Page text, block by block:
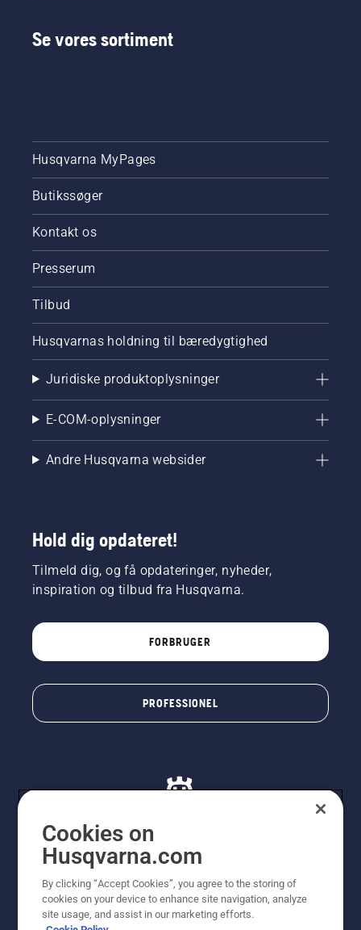
Se vores sortiment
Husqvarna MyPages
Butikssøger
Kontakt os
Presserum
Tilbud
Husqvarnas holdning til bæredygtighed
Juridiske produktoplysninger
E-COM-oplysninger
Andre Husqvarna websider
Hold dig opdateret!
Tilmeld dig, og få opdateringer, nyheder,
inspiration og tilbud fra Husqvarna.
FORBRUGER
PROFESSIONEL
viste priser er vejledende udsalgspriser. Der tages
forbehold for stave- og trykfejl samt prisændringer. Vi
stræber efter at have så nøjagtige oplysningerne på
Cookies on
Husqvarna.com
By clicking “Accept Cookies”, you agree to the storing of
cookies on your device to enhance site navigation, analyze
site usage, and assist in our marketing efforts.